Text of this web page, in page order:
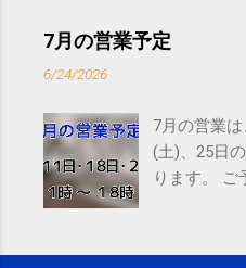
to email updates from サ
ニング(@SPCstyle) -
powered by Google Google
Parkway, Mountain View, CA
7月の営業予定
6/24/2026
7月の営業
(土)、25日
ります。 ご
れないこ
お問い合わ